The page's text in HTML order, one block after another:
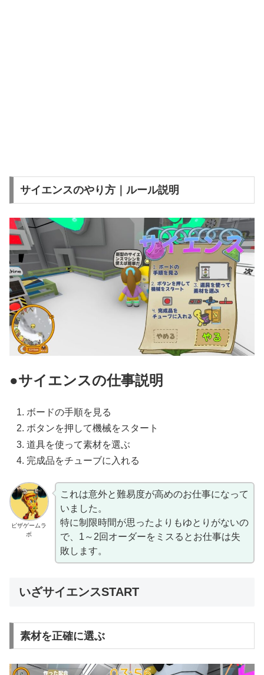
サイエンスのやり方｜ルール説明
●サイエンスの仕事説明
ボードの手順を見る
ボタンを押して機械をスタート
道具を使って素材を選ぶ
完成品をチューブに入れる
ピザゲームラ
ボ
これは意外と難易度が高めのお仕事になって
いました。
特に制限時間が思ったよりもゆとりがないの
で、1～2回オーダーをミスるとお仕事は失
敗します。
いざサイエンスSTART
素材を正確に選ぶ